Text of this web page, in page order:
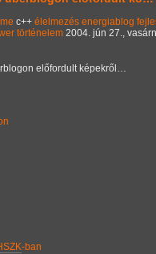
c++ élelmezés energiablog
történelem 2004. jún 27.,
előfordult képekről…
-ban